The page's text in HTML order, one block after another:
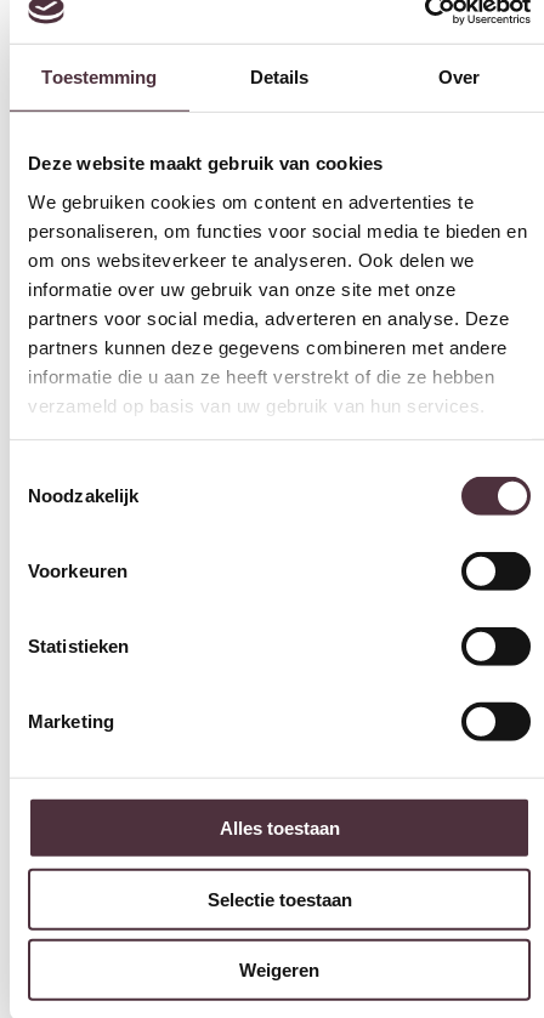
Toestemming Details Over
Deze website maakt gebruik van cookies
We gebruiken cookies om content en advertenties te
personaliseren, om functies voor social media te bieden en
om ons websiteverkeer te analyseren. Ook delen we
informatie over uw gebruik van onze site met onze
partners voor social media, adverteren en analyse. Deze
partners kunnen deze gegevens combineren met andere
informatie die u aan ze heeft verstrekt of die ze hebben
verzameld op basis van uw gebruik van hun services.
Noodzakelijk
Voorkeuren
Statistieken
Marketing
Alles toestaan
Selectie toestaan
Weigeren
Livingfurn eettafel Brix Clubs Sandy 130 cm rond
799,00
Rond
130 cm
76 cm
Sand
Beton, MDF